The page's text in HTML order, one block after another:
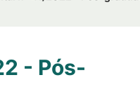
- Pós-